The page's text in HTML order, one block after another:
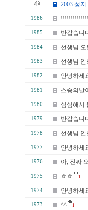
2003 성
1986 !!!!!!!!!!!!!!
1985 반갑습니
1984 선생님 오
1983 선생님 안
1982 안녕하세
1981 스승의날
1980 심심해서
1979 반갑습니
1978 선생님 안
1977 안녕하세
1976 아, 진짜
1975 ㅎㅎ 1
1974 안녕하세
1973 ^^ 1